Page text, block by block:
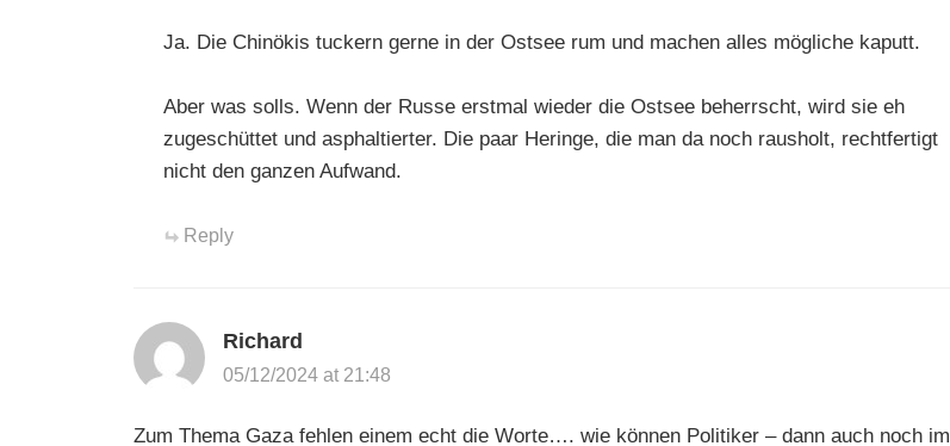
Ja. Die Chinökis tuckern gerne in der Ostsee rum und machen alles mögliche kaputt.
Aber was solls. Wenn der Russe erstmal wieder die Ostsee beherrscht, wird sie eh
zugeschüttet und asphaltierter. Die paar Heringe, die man da noch rausholt, rechtfertigt
nicht den ganzen Aufwand.
Reply
Richard
05/12/2024 at 21:48
Zum Thema Gaza fehlen einem echt die Worte…. wie können Politiker – dann auch noch im